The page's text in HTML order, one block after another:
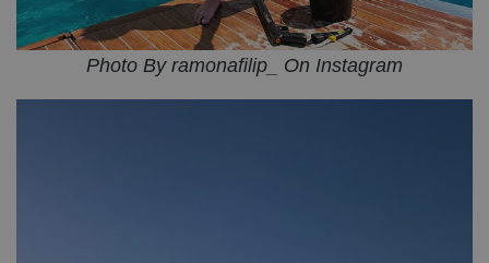
Photo By ramonafilip_ On Instagram